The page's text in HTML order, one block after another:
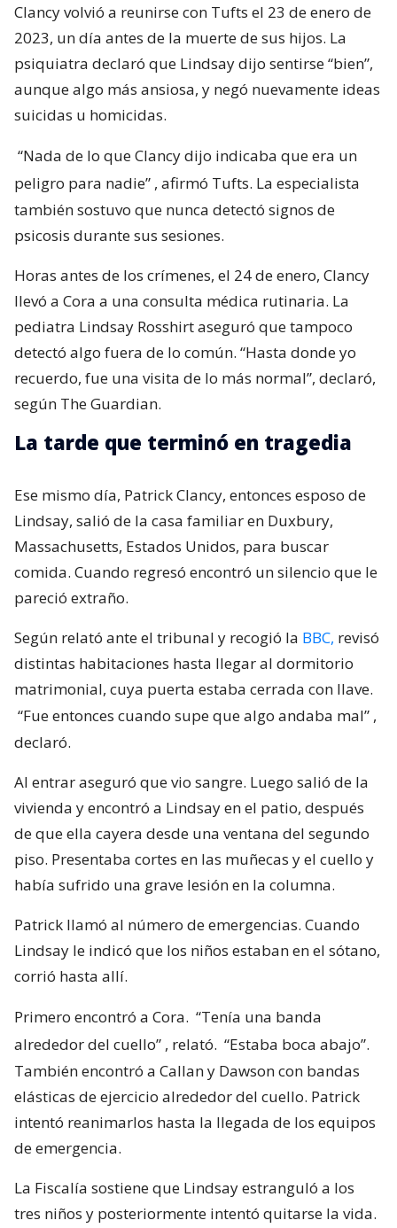
Clancy volvió a reunirse con Tufts el 23 de enero de
2023, un día antes de la muerte de sus hijos. La
psiquiatra declaró que Lindsay dijo sentirse “bien”,
aunque algo más ansiosa, y negó nuevamente ideas
suicidas u homicidas.
“Nada de lo que Clancy dijo indicaba que era un
peligro para nadie” , afirmó Tufts. La especialista
también sostuvo que nunca detectó signos de
psicosis durante sus sesiones.
Horas antes de los crímenes, el 24 de enero, Clancy
llevó a Cora a una consulta médica rutinaria. La
pediatra Lindsay Rosshirt aseguró que tampoco
detectó algo fuera de lo común. “Hasta donde yo
recuerdo, fue una visita de lo más normal”, declaró,
según The Guardian.
La tarde que terminó en tragedia
Ese mismo día, Patrick Clancy, entonces esposo de
Lindsay, salió de la casa familiar en Duxbury,
Massachusetts, Estados Unidos, para buscar
comida. Cuando regresó encontró un silencio que le
pareció extraño.
Según relató ante el tribunal y recogió la BBC, revisó
distintas habitaciones hasta llegar al dormitorio
matrimonial, cuya puerta estaba cerrada con llave.
“Fue entonces cuando supe que algo andaba mal” ,
declaró.
Al entrar aseguró que vio sangre. Luego salió de la
vivienda y encontró a Lindsay en el patio, después
de que ella cayera desde una ventana del segundo
piso. Presentaba cortes en las muñecas y el cuello y
había sufrido una grave lesión en la columna.
Patrick llamó al número de emergencias. Cuando
Lindsay le indicó que los niños estaban en el sótano,
corrió hasta allí.
Primero encontró a Cora. “Tenía una banda
alrededor del cuello” , relató. “Estaba boca abajo”.
También encontró a Callan y Dawson con bandas
elásticas de ejercicio alrededor del cuello. Patrick
intentó reanimarlos hasta la llegada de los equipos
de emergencia.
La Fiscalía sostiene que Lindsay estranguló a los
tres niños y posteriormente intentó quitarse la vida.